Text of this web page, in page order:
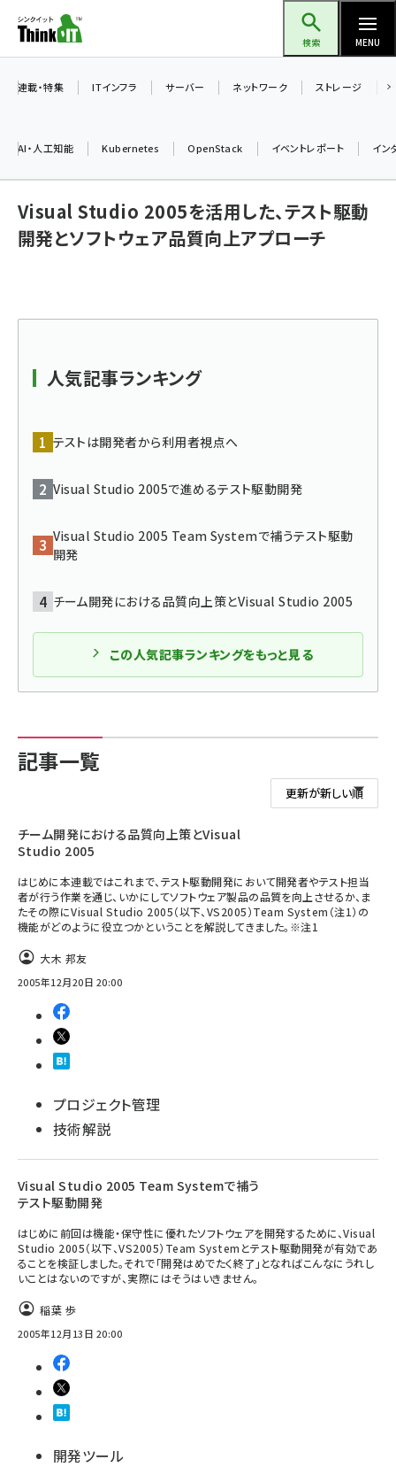
ン
ツ
検索 MENU
ai (2486)
加藤銘のチーム貢献～仲間と築いた勝利の絆～ (2308)
連載・特集 ITインフラ サーバー ネットワーク ストレージ
AI・人工知能 Kubernetes OpenStack イベントレポート イン
Visual Studio 2005を活用した、テスト駆動
開発とソフトウェア品質向上アプローチ
人気記事ランキング
テストは開発者から利用者視点へ
Visual Studio 2005で進めるテスト駆動開発
Visual Studio 2005 Team Systemで補うテスト駆動
開発
チーム開発における品質向上策とVisual Studio 2005
この人気記事ランキングをもっと見る
記事一覧
チーム開発における品質向上策とVisual
Studio 2005
はじめに本連載ではこれまで、テスト駆動開発において開発者やテスト担当
者が行う作業を通じ、いかにしてソフトウェア製品の品質を向上させるか、ま
たその際にVisual Studio 2005（以下、VS2005）Team System（注1）の
機能がどのように役立つかということを解説してきました。※注1
大木 邦友
2005年12月20日 20:00
プロジェクト管理
技術解説
Visual Studio 2005 Team Systemで補う
テスト駆動開発
はじめに前回は機能・保守性に優れたソフトウェアを開発するために、Visual
Studio 2005（以下、VS2005）Team Systemとテスト駆動開発が有効であ
ることを検証しました。それで「開発はめでたく終了」となればこんなにうれし
いことはないのですが、実際にはそうはいきません。
稲葉 歩
2005年12月13日 20:00
開発ツール